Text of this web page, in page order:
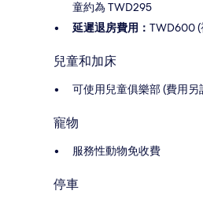
童約為 TWD295
延遲退房費用： TWD600
兒童和加床
可使用兒童俱樂部 (費用另
寵物
服務性動物免收費
停車